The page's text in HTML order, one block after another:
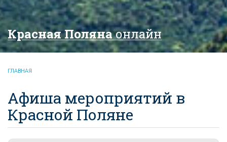
Красная Полянаонлайн
ГЛАВНАЯ
Афиша мероприятий в
Красной Поляне